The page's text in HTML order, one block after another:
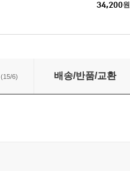
34,200원
(15/6) 배송/반품/교환